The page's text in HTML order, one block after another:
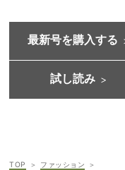
最新号を購入する
試し読み
TOP
ファッション